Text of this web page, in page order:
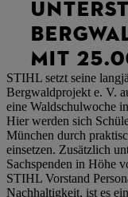
MIT
STIHL setzt seine
Bergwaldprojekt e. V.
eine Waldschulwoche
Hier werden sich
München durch
einsetzen. Zusätzlich
Sachspenden in Höhe
STIHL Vorstand
Nachhaltigkeit, ist es